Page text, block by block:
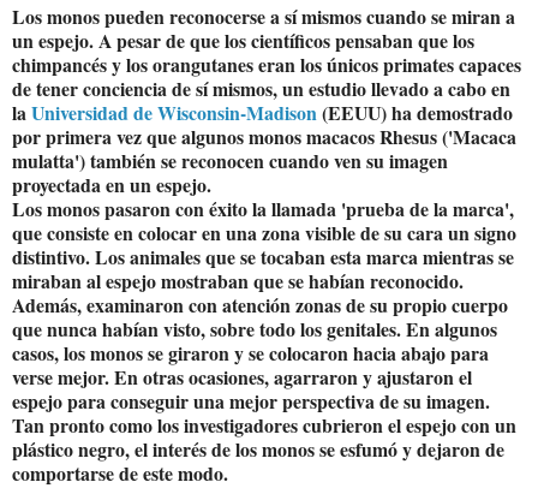
Los monos pueden reconocerse a sí mismos cuando se miran a
un espejo. A pesar de que los científicos pensaban que los
chimpancés y los orangutanes eran los únicos primates capaces
de tener conciencia de sí mismos, un estudio llevado a cabo en
laUniversidad de Wisconsin-Madison(EEUU) ha demostrado
por primera vez que algunos monos macacos Rhesus ('Macaca
mulatta') también se reconocen cuando ven su imagen
proyectada en un espejo.
Los monos pasaron con éxito la llamada 'prueba de la marca',
que consiste en colocar en una zona visible de su cara un signo
distintivo. Los animales que se tocaban esta marca mientras se
miraban al espejo mostraban que se habían reconocido.
Además, examinaron con atención zonas de su propio cuerpo
que nunca habían visto, sobre todo los genitales. En algunos
casos, los monos se giraron y se colocaron hacia abajo para
verse mejor. En otras ocasiones, agarraron y ajustaron el
espejo para conseguir una mejor perspectiva de su imagen.
Tan pronto como los investigadores cubrieron el espejo con un
plástico negro, el interés de los monos se esfumó y dejaron de
comportarse de este modo.